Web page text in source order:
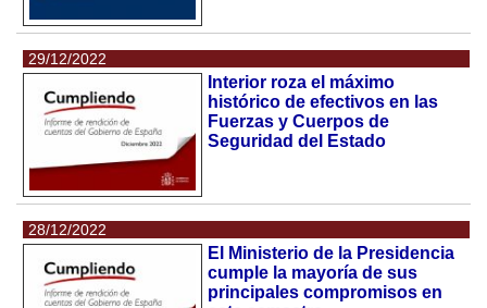
29/12/2022
Interior roza el máximo
histórico de efectivos en las
Fuerzas y Cuerpos de
Seguridad del Estado
28/12/2022
El Ministerio de la Presidencia
cumple la mayoría de sus
principales compromisos en